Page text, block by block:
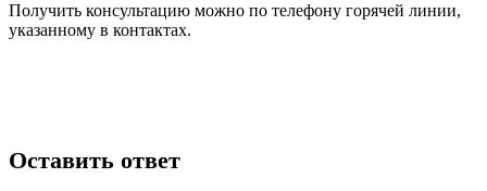
Получить консультацию можно по телефону горячей линии,
указанному в контактах.
Оставить ответ